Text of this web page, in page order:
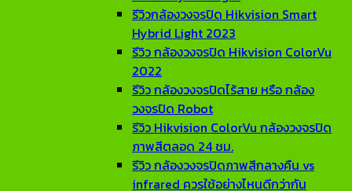
รีวิวกล้องวงจรปิด Hikvision Smart
Hybrid Light 2023
รีวิว กล้องวงจรปิด Hikvision ColorVu
2022
รีวิว กล้องวงจรปิดไร้สาย หรือ กล้อง
วงจรปิด Robot
รีวิว Hikvision ColorVu กล้องวงจรปิด
ภาพสีตลอด 24 ชม.
รีวิว กล้องวงจรปิดภาพสีกลางคืน vs
infrared ควรใช้อย่างไหนดีกว่ากัน